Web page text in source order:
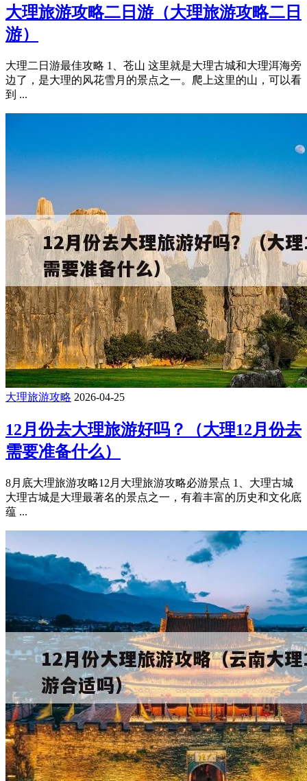
大理旅游攻略二日游（大理旅游攻略二日
游）
大理二日游最佳攻略 1、苍山 这里就是大理古城和大理洱海旁
边了，是大理的风花雪月的景点之一。爬上这里的山，可以看
到 ...
大理旅游攻略 2026-04-25
12月份去大理旅游好吗？（大理12月份去
需要准备什么）
8月底大理旅游攻略12月大理旅游攻略必游景点 1、大理古城
大理古城是大理最著名的景点之一，有着丰富的历史和文化底
蕴 ...